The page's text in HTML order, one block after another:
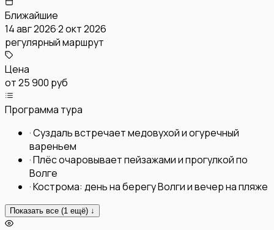
Ближайшие
14 авг 2026·2 окт 2026
регулярный маршрут
Цена
от25 900 руб
Программа тура
·Суздаль встречает медовухой и огуречный
вареньем
·Плёс очаровывает пейзажами и прогулкой по
Волге
·Кострома: день на берегу Волги и вечер на пляже
Показать все (1 ещё) ↓